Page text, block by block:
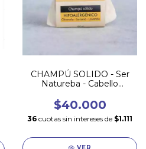
CHAMPÚ SOLIDO - Ser
Natureba - Cabello
$40.000
36 cuotas sin intereses de $1.111